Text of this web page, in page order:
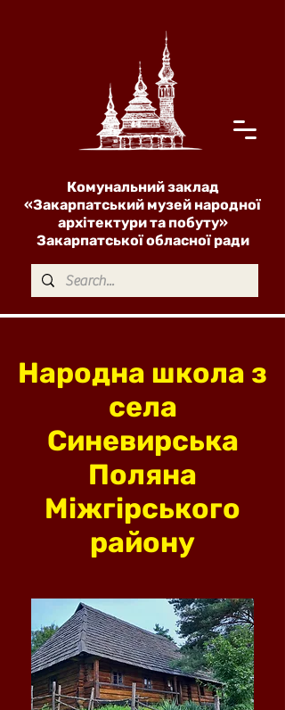
Комунальний заклад
«Закарпатський музей народної
архітектури та побуту»
Закарпатської обласної ради
Народна школа з
села
Синевирська
Поляна
Міжгірського
району